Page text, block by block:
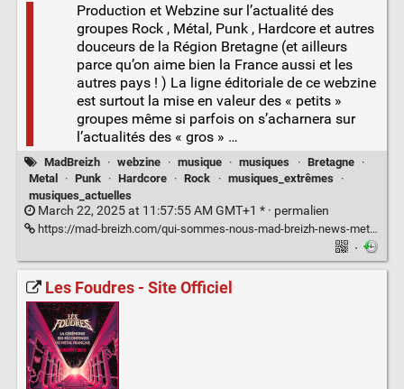
Production et Webzine sur l’actualité des
groupes Rock , Métal, Punk , Hardcore et autres
douceurs de la Région Bretagne (et ailleurs
parce qu’on aime bien la France aussi et les
autres pays ! ) La ligne éditoriale de ce webzine
est surtout la mise en valeur des « petits »
groupes même si parfois on s’acharnera sur
l’actualités des « gros » …
MadBreizh · webzine · musique · musiques · Bretagne
·
Metal
· Punk · Hardcore · Rock · musiques_extrêmes
·
musiques_actuelles
March 22, 2025 at 11:57:55 AM GMT+1 * · permalien
https://mad-breizh.com/qui-sommes-nous-mad-breizh-news-metal/
·
Les Foudres - Site Officiel